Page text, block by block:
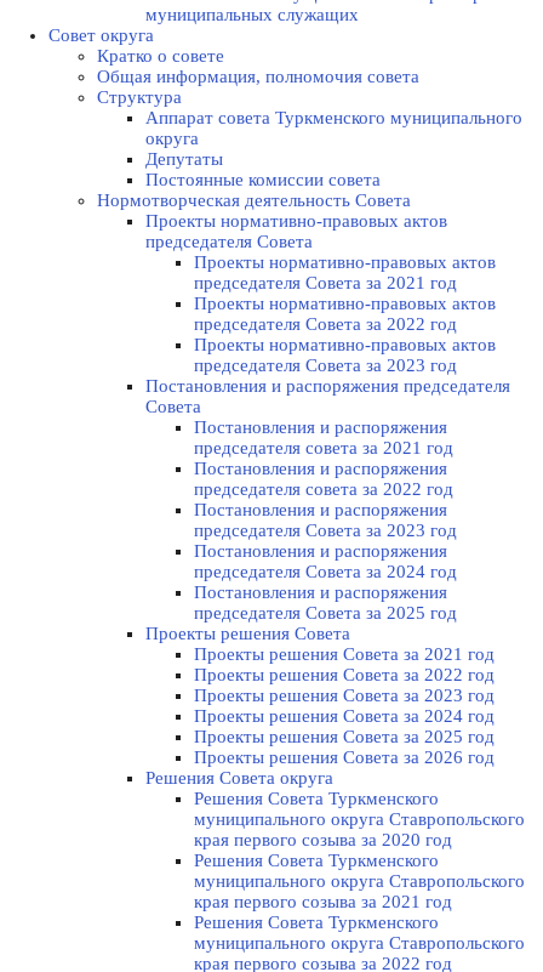
муниципальных служащих
Совет округа
Кратко о совете
Общая информация, полномочия совета
Структура
Аппарат совета Туркменского муниципального
округа
Депутаты
Постоянные комиссии совета
Нормотворческая деятельность Совета
Проекты нормативно-правовых актов
председателя Cовета
Проекты нормативно-правовых актов
председателя Cовета за 2021 год
Проекты нормативно-правовых актов
председателя Cовета за 2022 год
Проекты нормативно-правовых актов
председателя Cовета за 2023 год
Постановления и распоряжения председателя
Cовета
Постановления и распоряжения
председателя совета за 2021 год
Постановления и распоряжения
председателя совета за 2022 год
Постановления и распоряжения
председателя Cовета за 2023 год
Постановления и распоряжения
председателя Cовета за 2024 год
Постановления и распоряжения
председателя Cовета за 2025 год
Проекты решения Cовета
Проекты решения Совета за 2021 год
Проекты решения Совета за 2022 год
Проекты решения Cовета за 2023 год
Проекты решения Совета за 2024 год
Проекты решения Совета за 2025 год
Проекты решения Совета за 2026 год
Решения Совета округа
Решения Совета Туркменского
муниципального округа Ставропольского
края первого созыва за 2020 год
Решения Совета Туркменского
муниципального округа Ставропольского
края первого созыва за 2021 год
Решения Совета Туркменского
муниципального округа Ставропольского
края первого созыва за 2022 год